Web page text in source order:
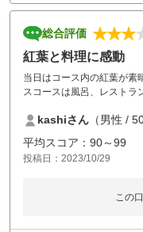
総合評価
紅葉と料理に感動
当日はコース内の紅葉が素
スコースは風呂、レストラ
と海鮮あんかけ焼きそばは
kashiさん （男性 /
平均スコア：90～99
投稿日：2023/10/29
この